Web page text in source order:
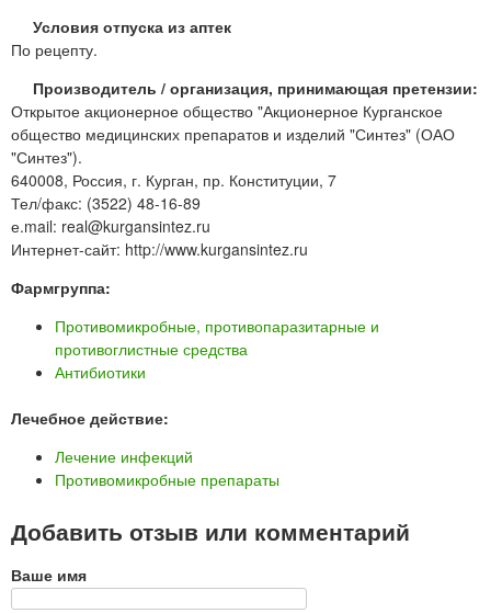
Условия отпуска из аптек
По рецепту.
Производитель / организация, принимающая претензии:
Открытое акционерное общество "Акционерное Курганское
общество медицинских препаратов и изделий "Синтез" (ОАО
"Синтез").
640008, Россия, г. Курган, пр. Конституции, 7
Тел/факс: (3522) 48-16-89
е.mail: real@kurgansintez.ru
Интернет-сайт: http://www.kurgansintez.ru
Фармгруппа:
Противомикробные, противопаразитарные и
противоглистные средства
Антибиотики
Лечебное действие:
Лечение инфекций
Противомикробные препараты
Добавить отзыв или комментарий
Ваше имя